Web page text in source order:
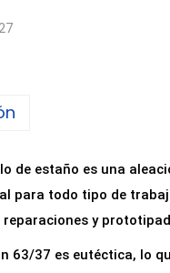
de estaño es una
para todo tipo de
reparaciones y
63/37 es eutéctica, lo